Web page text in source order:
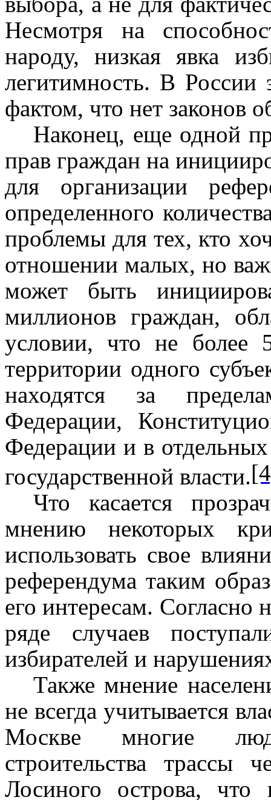
Несмотря на
народу, низкая явка
легитимность. В России
фактом, что нет законов
Наконец, еще одной
прав граждан на
для организации
определенного
проблемы для тех, кто
отношении малых, но
может быть
миллионов граждан,
условии, что не
территории одного
находятся за
Федерации,
Федерации и в
государственной власти.
Что касается
мнению некоторых
использовать свое
референдума таким
его интересам. Согласно
ряде случаев
избирателей и
Также мнение
не всегда учитывается
Москве многие
строительства трассы
Лосиного острова, что